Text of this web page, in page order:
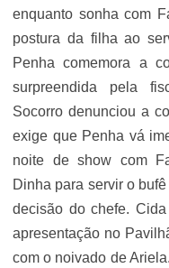
enquanto sonha com
postura da filha ao
Penha comemora a
surpreendida pela
Socorro denunciou a
exige que Penha vá
noite de show com
Dinha para servir o
decisão do chefe.
apresentação no
com o noivado de